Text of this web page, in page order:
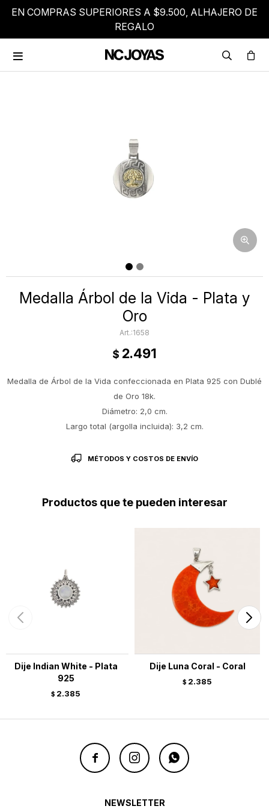
EN COMPRAS SUPERIORES A $9.500, ALHAJERO DE
REGALO

Medalla Árbol de la Vida - Plata y
Oro
1658
$ 2.491
Medalla de Árbol de la Vida confeccionada en Plata 925 con Dublé
de Oro 18k.
Diámetro: 2,0 cm.
Largo total (argolla incluida): 3,2 cm.
MÉTODOS Y COSTOS DE ENVÍO
Productos que te pueden interesar
Dije Indian White - Plata
925
$ 2.385
Dije Luna Coral - Coral
$ 2.385
  
NEWSLETTER